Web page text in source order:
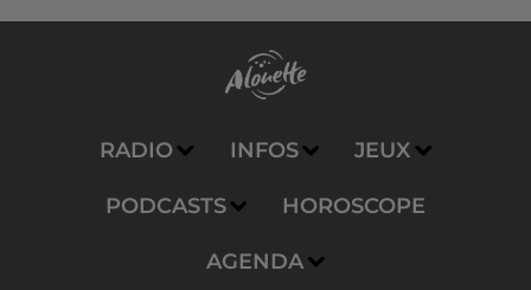
RADIO INFOS JEUX
PODCASTS HOROSCOPE
AGENDA